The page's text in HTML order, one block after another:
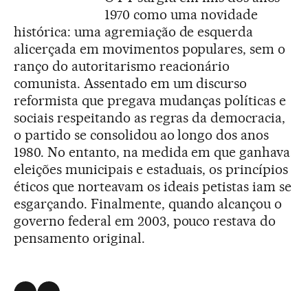
1970 como uma novidade
histórica: uma agremiação de esquerda
alicerçada em movimentos populares, sem o
ranço do autoritarismo reacionário
comunista. Assentado em um discurso
reformista que pregava mudanças políticas e
sociais respeitando as regras da democracia,
o partido se consolidou ao longo dos anos
1980. No entanto, na medida em que ganhava
eleições municipais e estaduais, os princípios
éticos que norteavam os ideais petistas iam se
esgarçando. Finalmente, quando alcançou o
governo federal em 2003, pouco restava do
pensamento original.